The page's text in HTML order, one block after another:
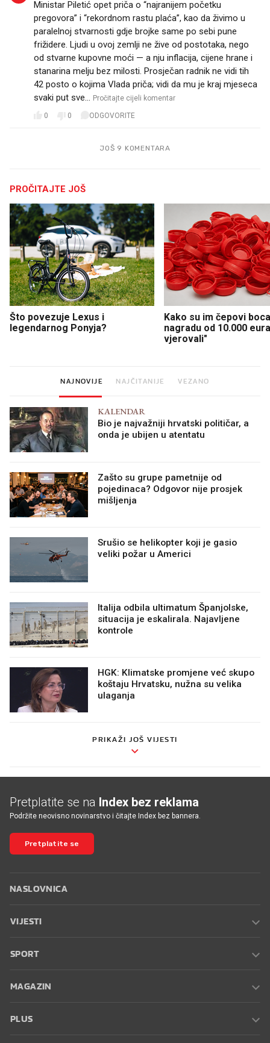
Ministar Piletić opet priča o “najranijem početku
pregovora” i “rekordnom rastu plaća”, kao da živimo u
paralelnoj stvarnosti gdje brojke same po sebi pune
frižidere. Ljudi u ovoj zemlji ne žive od postotaka, nego
od stvarne kupovne moći — a nju inflacija, cijene hrane i
stanarina melju bez milosti. Prosječan radnik ne vidi tih
42 posto o kojima Vlada priča; vidi da mu je kraj mjeseca
svaki put sve… Pročitajte cijeli komentar
0 0 ODGOVORITE
JOŠ 9 KOMENTARA
PROČITAJTE JOŠ
Što povezuje Lexus i
legendarnog Ponyja?
Kako su im čepovi
nagradu od 10.000
vjerovali"
NAJNOVIJE NAJČITANIJE VEZANO
KALENDAR
Bio je najvažniji hrvatski političar, a
onda je ubijen u atentatu
Zašto su grupe pametnije od
pojedinaca? Odgovor nije prosjek
mišljenja
Srušio se helikopter koji je gasio
veliki požar u Americi
Italija odbila ultimatum Španjolske,
situacija je eskalirala. Najavljene
kontrole
HGK: Klimatske promjene već skupo
koštaju Hrvatsku, nužna su velika
ulaganja
PRIKAŽI JOŠ VIJESTI
Pretplatite se na Index bez reklama
Podržite neovisno novinarstvo i čitajte Index bez bannera.
Pretplatite se
NASLOVNICA
VIJESTI
SPORT
MAGAZIN
PLUS